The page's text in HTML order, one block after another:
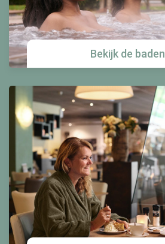
Bekijk de baden